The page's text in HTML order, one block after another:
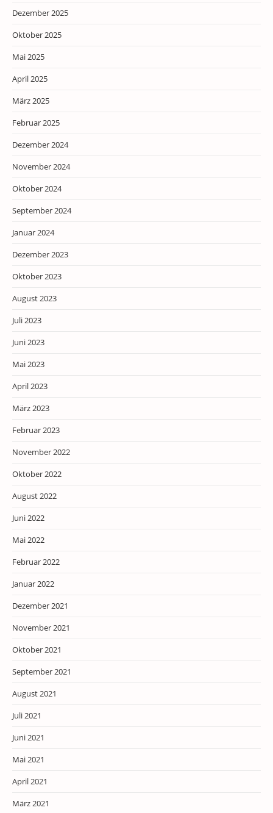
Dezember 2025
Oktober 2025
Mai 2025
April 2025
März 2025
Februar 2025
Dezember 2024
November 2024
Oktober 2024
September 2024
Januar 2024
Dezember 2023
Oktober 2023
August 2023
Juli 2023
Juni 2023
Mai 2023
April 2023
März 2023
Februar 2023
November 2022
Oktober 2022
August 2022
Juni 2022
Mai 2022
Februar 2022
Januar 2022
Dezember 2021
November 2021
Oktober 2021
September 2021
August 2021
Juli 2021
Juni 2021
Mai 2021
April 2021
März 2021